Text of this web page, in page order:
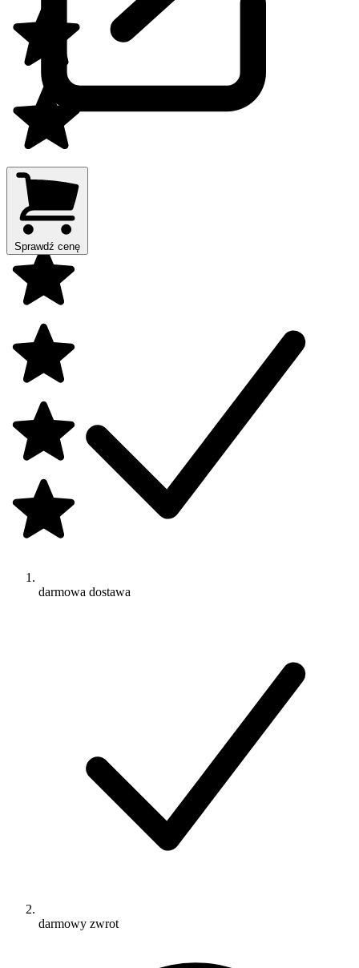
Sprawdź cenę
darmowa dostawa
darmowy zwrot